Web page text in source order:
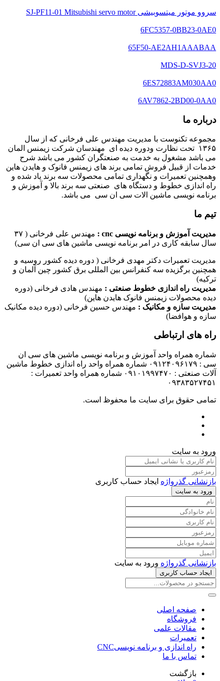
سروو موتور میتسوبیشی SJ-PF11-01 Mitsubishi servo motor
6FC5357-0BB23-0AE0
65F50-AE2AH1AAABAA
MDS-D-SVJ3-20
6ES72883AM030AA0
6AV7862-2BD00-0AA0
درباره ما
مجموعه تکنوست با مدیریت مهندس علی فرخانی که از سال
۱۳۶۵ تحت نظارت ودوره دیده ای مهندسان شرکت زیمنس المان
می باشد مشغول به خدمت به صنعتگران کشور می باشد شرح
خدمات از قبیل فروش تمامی برند های زیمنس فانوک و هایدن هاین
وهمچنین تعمیرات و نگهداری تمامی محصولات سه برند یاد شده و
راه اندازی خطوط و دستگاه های صنعتی سه برند بالا و آموزش و
برنامه نویسی ماشین الات سی ان سی می باشد.
تیم ما
مدیریت آموزش و برنامه نویسی cnc :
مهندس علی فرخانی ( ۳۷
سال سابقه کاری در امر برنامه نویسی ماشین های سی ان سی)
مدیریت تعمیرات دکتر مهدی فرخانی ( دوره دیده کشور روسیه و
همچنین برگزیده سه کنفرانس بین المللی برق کشور چین آلمان و
ترکیه)
مدیریت راه اندازی خطوط صنعتی : مهندس هادی فرخانی (دوره
دیده محصولات زیمنس فانوک هایدن هاین)
مدیریت سازه و مکانیک : مهندس حسین فرخانی (دوره دیده مکانیک
سازه و هوافضا)
راه های ارتباطی
شماره همراه واحد آموزش و برنامه نویسی ماشین های سی ان
سی : ۰۹۱۲۴۰۹۶۱۷۹ شماره همراه واحد راه اندازی خطوط ماشین
آلات صنعتی : ۰۹۱۰۱۹۹۷۴۷۰ شماره همراه واحد تعمیرات :
۰۹۳۸۳۵۲۷۴۵۱
تمامی حقوق برای سایت ما محفوظ است.
ورود به سایت
بازنشانی گذرواژه ایجاد حساب کاربری
ورود به سایت
بازنشانی گذرواژه ورود به سایت
ایجاد حساب کاربری
صفحه اصلی
فروشگاه
مقالات علمی
تعمیرات
راه اندازی و برنامه نویسیCNC
تماس با ما
بازگشت